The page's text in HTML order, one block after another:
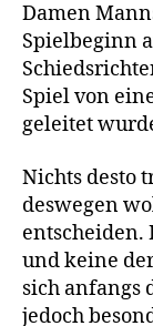
Damen
Spielbeginn
Spiel von
geleitet
Nichts desto
deswegen
entscheiden.
und keine
sich anfangs
jedoch